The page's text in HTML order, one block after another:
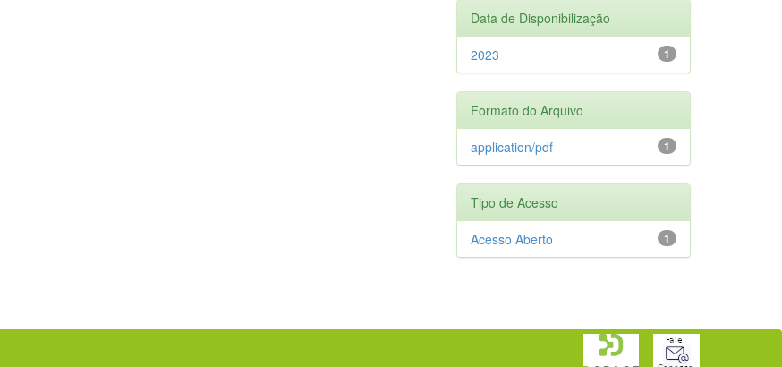
Data de Disponibilização
1
2023
Formato do Arquivo
1
application/pdf
Tipo de Acesso
1
Acesso Aberto